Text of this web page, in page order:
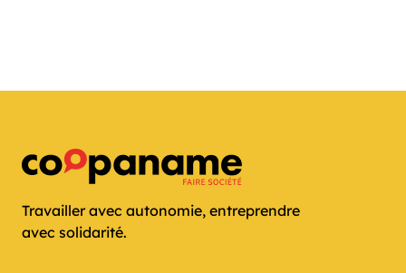
Travailler avec autonomie, entreprendre
avec solidarité.